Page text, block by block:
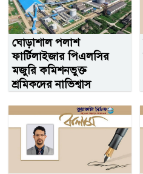
ঘোড়াশাল পলাশ
ফার্টিলাইজার পিএলসির
মজুরি কমিশনভুক্ত
শ্রমিকদের নাভিশ্বাস